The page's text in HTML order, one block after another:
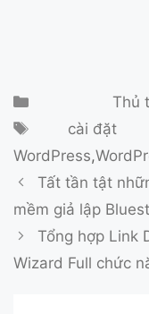
Danh mụcThủ
Thẻcài đặt
WordPress,
Tất tần tật
mềm giả lập
Tổng hợp Link
Wizard Full chức